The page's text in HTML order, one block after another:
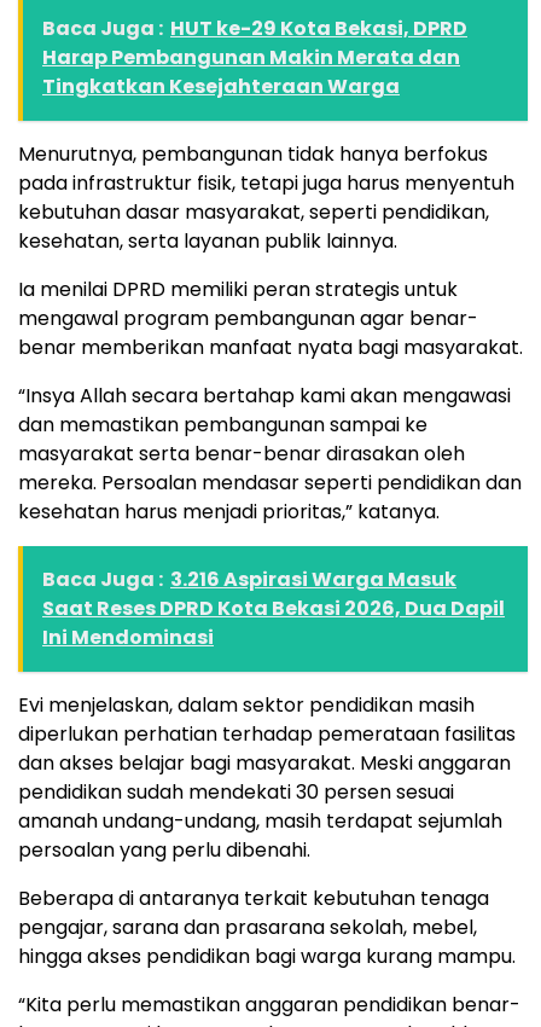
Baca Juga : HUT ke-29 Kota Bekasi, DPRD
Harap Pembangunan Makin Merata dan
Tingkatkan Kesejahteraan Warga
Menurutnya, pembangunan tidak hanya berfokus
pada infrastruktur fisik, tetapi juga harus menyentuh
kebutuhan dasar masyarakat, seperti pendidikan,
kesehatan, serta layanan publik lainnya.
Ia menilai DPRD memiliki peran strategis untuk
mengawal program pembangunan agar benar-
benar memberikan manfaat nyata bagi masyarakat.
“Insya Allah secara bertahap kami akan mengawasi
dan memastikan pembangunan sampai ke
masyarakat serta benar-benar dirasakan oleh
mereka. Persoalan mendasar seperti pendidikan dan
kesehatan harus menjadi prioritas,” katanya.
Baca Juga : 3.216 Aspirasi Warga Masuk
Saat Reses DPRD Kota Bekasi 2026, Dua Dapil
Ini Mendominasi
Evi menjelaskan, dalam sektor pendidikan masih
diperlukan perhatian terhadap pemerataan fasilitas
dan akses belajar bagi masyarakat. Meski anggaran
pendidikan sudah mendekati 30 persen sesuai
amanah undang-undang, masih terdapat sejumlah
persoalan yang perlu dibenahi.
Beberapa di antaranya terkait kebutuhan tenaga
pengajar, sarana dan prasarana sekolah, mebel,
hingga akses pendidikan bagi warga kurang mampu.
“Kita perlu memastikan anggaran pendidikan benar-